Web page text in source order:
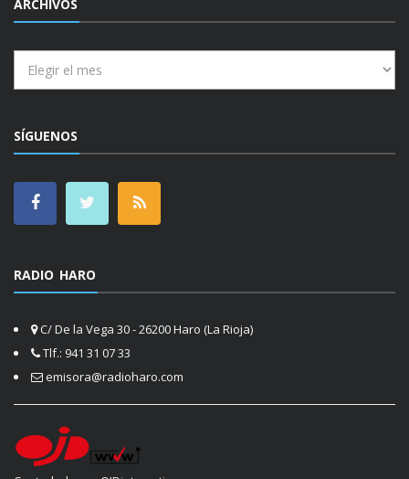
ARCHIVOS
SÍGUENOS
RADIO HARO
C/ De la Vega 30 - 26200 Haro (La Rioja)
Tlf.: 941 31 07 33
emisora@radioharo.com